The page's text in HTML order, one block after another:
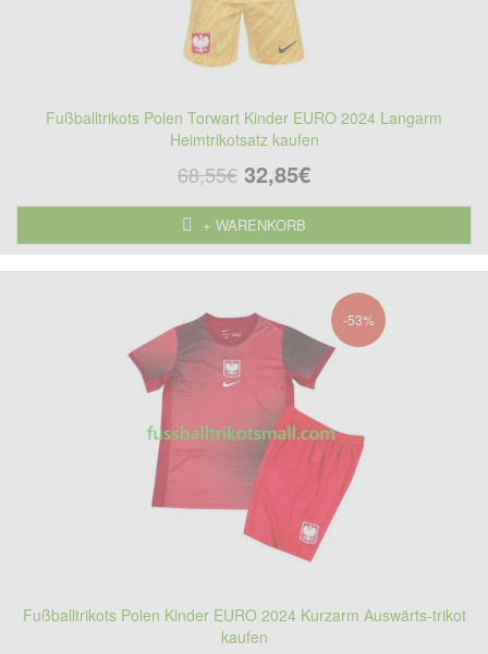
Fußballtrikots Polen Torwart Kinder EURO 2024 Langarm
Heimtrikotsatz kaufen
68,55€ 32,85€
+ WARENKORB
-53%
Fußballtrikots Polen Kinder EURO 2024 Kurzarm Auswärts-trikot
kaufen